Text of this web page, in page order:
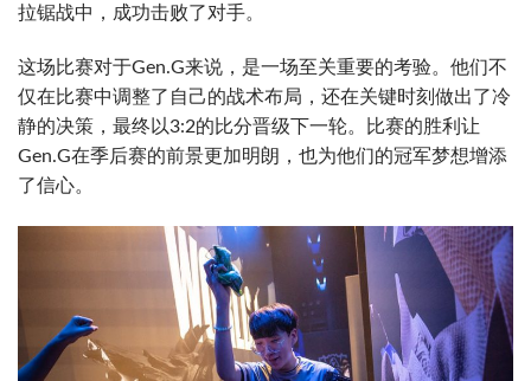
拉锯战中，成功击败了对手。
这场比赛对于Gen.G来说，是一场至关重要的考验。他们不
仅在比赛中调整了自己的战术布局，还在关键时刻做出了冷
静的决策，最终以3:2的比分晋级下一轮。比赛的胜利让
Gen.G在季后赛的前景更加明朗，也为他们的冠军梦想增添
了信心。